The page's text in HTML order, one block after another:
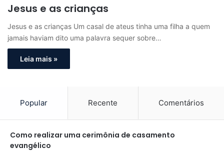
Jesus e as crianças
Jesus e as crianças Um casal de ateus tinha uma filha a quem
jamais haviam dito uma palavra sequer sobre…
Leia mais »
Popular Recente Comentários
Como realizar uma cerimônia de casamento
evangélico